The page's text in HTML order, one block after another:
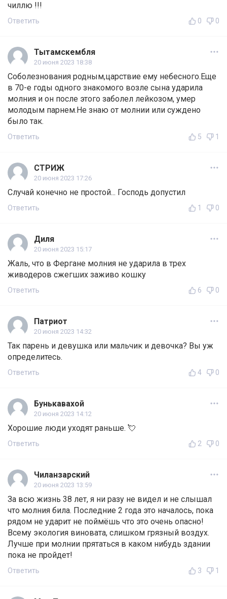
чиллю !!!
Ответить 0 0
Тытамскембля
20 июня 2023 18:38
Соболезнования родным,царствие ему небесного.Еще
в 70-е годы одного знакомого возле сына ударила
молния и он после этого заболел лейкозом, умер
молодым парнем.Не знаю от молнии или суждено
было так.
Ответить 5 1
СТРИЖ
20 июня 2023 17:26
Случай конечно не простой... Господь допустил
Ответить 1 0
Диля
20 июня 2023 15:17
Жаль, что в Фергане молния не ударила в трех
живодеров сжегших заживо кошку
Ответить 6 0
Патриот
20 июня 2023 14:32
Так парень и девушка или мальчик и девочка? Вы уж
определитесь.
Ответить 4 0
Бунькавахой
20 июня 2023 14:12
Хорошие люди уходят раньше. 💘
Ответить 2 0
Чиланзарский
20 июня 2023 13:59
За всю жизнь 38 лет, я ни разу не видел и не слышал
что молния била. Последние 2 года это началось, пока
рядом не ударит не поймёшь что это очень опасно!
Всему экология виновата, слишком грязный воздух.
Лучше при молнии прятаться в каком нибудь здании
пока не пройдет!
Ответить 3 1